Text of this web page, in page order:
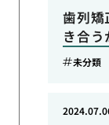
歯列矯
き合う
未分類